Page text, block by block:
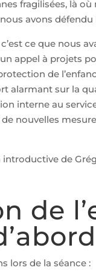
fragilisées, là
avons
ce que nous
appel à projets
de
alarmant sur la
interne au
nouvelles
introductive de
de
lors de la séance :